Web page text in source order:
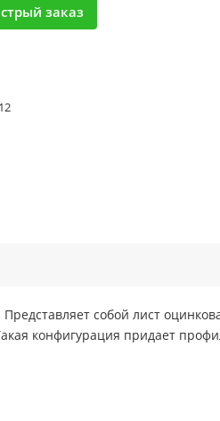
заказ
собой лист
конфигурация придает